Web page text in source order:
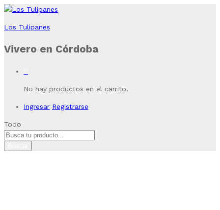
Los Tulipanes
Vivero en Córdoba
No hay productos en el carrito.
Ingresar Registrarse
Todo